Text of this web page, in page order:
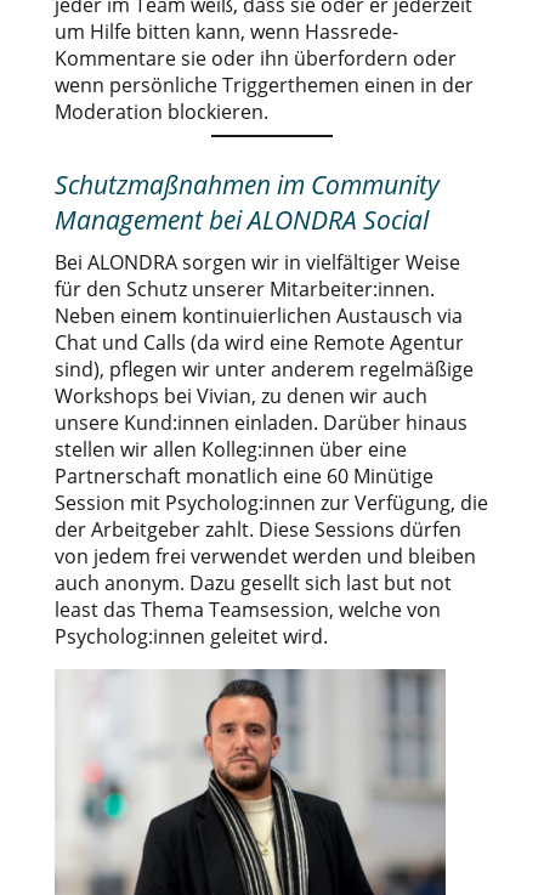
jeder im Team weiß, dass sie oder er jederzeit
um Hilfe bitten kann, wenn Hassrede-
Kommentare sie oder ihn überfordern oder
wenn persönliche Triggerthemen einen in der
Moderation blockieren.
Schutzmaßnahmen im Community
Management bei ALONDRA Social
Bei ALONDRA sorgen wir in vielfältiger Weise
für den Schutz unserer Mitarbeiter:innen.
Neben einem kontinuierlichen Austausch via
Chat und Calls (da wird eine Remote Agentur
sind), pflegen wir unter anderem regelmäßige
Workshops bei Vivian, zu denen wir auch
unsere Kund:innen einladen. Darüber hinaus
stellen wir allen Kolleg:innen über eine
Partnerschaft monatlich eine 60 Minütige
Session mit Psycholog:innen zur Verfügung, die
der Arbeitgeber zahlt. Diese Sessions dürfen
von jedem frei verwendet werden und bleiben
auch anonym. Dazu gesellt sich last but not
least das Thema Teamsession, welche von
Psycholog:innen geleitet wird.